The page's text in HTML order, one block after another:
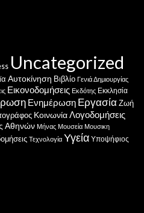
Uncategorized
Αυτοκίνηση Βιβλίο Γενιά Δημιουργίας
Εικονοδομήσεις Εκδότης Εκκλησία
Ενημέρωση ΕργασίαΖωή
ΚοινωνίαΛογοδομήσεις
Αθηνών Μήνας Μουσεία Μουσικη
Τεχνολογία Υγεία Υποψήφιος